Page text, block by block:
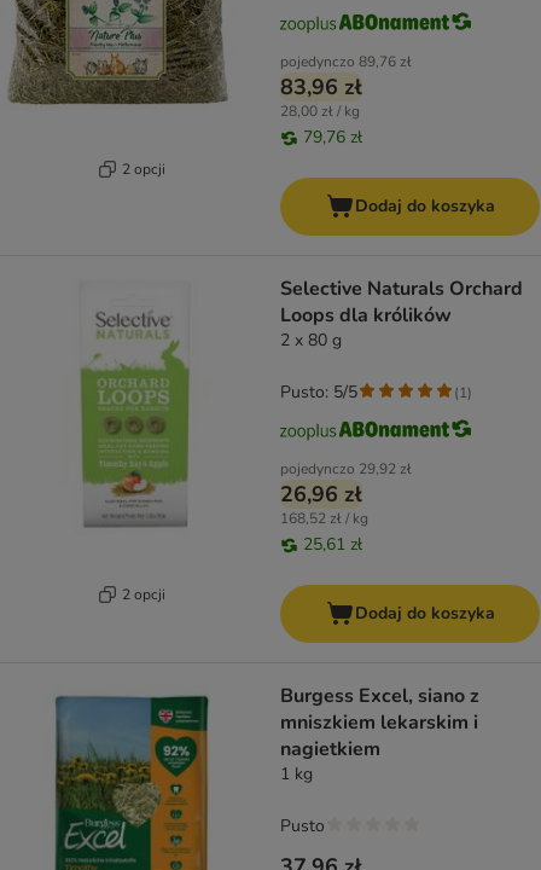
2 opcji
pojedynczo 89,76 zł
83,96 zł
28,00 zł / kg
79,76 zł
Dodaj do koszyka
2 opcji
Selective Naturals Orchard
Loops dla królików
2 x 80 g
pojedynczo 29,92 zł
26,96 zł
168,52 zł / kg
25,61 zł
Pusto: 5/5 (1)
Dodaj do koszyka
Burgess Excel, siano z
mniszkiem lekarskim i
nagietkiem
1 kg
Pusto